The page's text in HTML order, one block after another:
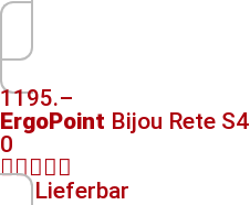
1195.–
ErgoPoint Bijou Rete S4
0

Lieferbar